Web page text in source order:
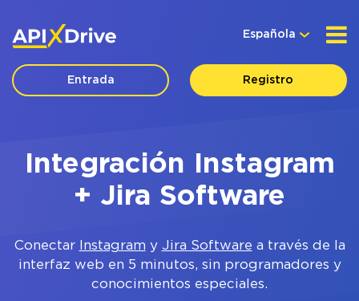
Española
Entrada Registro
Integración Instagram
+ Jira Software
Conectar Instagram y Jira Software a través de la
interfaz web en 5 minutos, sin programadores y
conocimientos especiales.